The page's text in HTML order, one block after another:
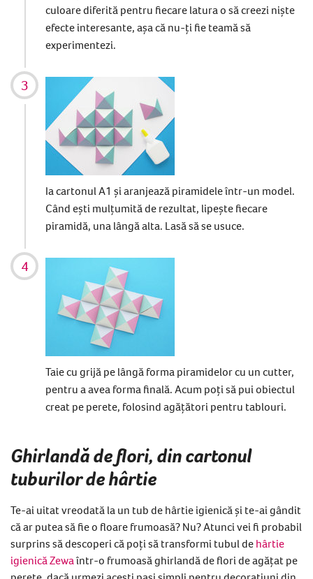
culoare diferită pentru fiecare latura o să creezi niște
efecte interesante, așa că nu-ți fie teamă să
experimentezi.
Ia cartonul A1 și aranjează piramidele într-un model.
Când ești mulțumită de rezultat, lipește fiecare
piramidă, una lângă alta. Lasă să se usuce.
Taie cu grijă pe lângă forma piramidelor cu un cutter,
pentru a avea forma finală. Acum poți să pui obiectul
creat pe perete, folosind agățători pentru tablouri.
Ghirlandă de flori, din cartonul
tuburilor de hârtie
Te-ai uitat vreodată la un tub de hârtie igienică și te-ai gândit
că ar putea să fie o floare frumoasă? Nu? Atunci vei fi probabil
surprins să descoperi că poți să transformi tubul de hârtie
igienică Zewa într-o frumoasă ghirlandă de flori de agățat pe